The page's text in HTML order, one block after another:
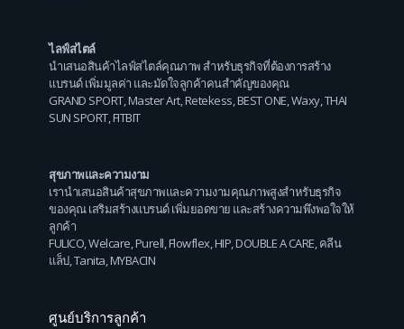
ไลฟ์สไตล์
นำเสนอสินค้าไลฟ์สไตล์คุณภาพ สำหรับธุรกิจที่ต้องการสร้าง
แบรนด์ เพิ่มมูลค่า และมัดใจลูกค้าคนสำคัญของคุณ
GRAND SPORT, Master Art, Retekess BEST ONE Waxy, THAI
SUN SPORT, FITBIT
สุขภาพและความงาม
เรานำเสนอสินค้าสุขภาพและความงามคุณภาพสูงสำหรับธุรกิจ
ของคุณ เสริมสร้างแบรนด์ เพิ่มยอดขาย และสร้างความพึงพอใจให้
ลูกค้า
FULICO,Welcare,Purell,Flowflex,HIP,DOUBLE A CARE,คลีน
แล็ป,Tanita,MYBACIN
ศูนย์บริการลูกค้า